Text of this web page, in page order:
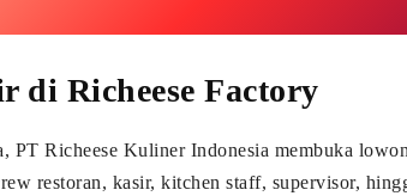
di Richeese Factory
PT Richeese Kuliner Indonesia membuka
restoran, kasir, kitchen staff, supervisor,